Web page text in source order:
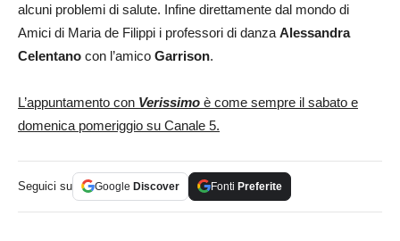
alcuni problemi di salute. Infine direttamente dal mondo di
Amici di Maria de Filippi i professori di danza Alessandra
Celentano con l’amico Garrison.
L’appuntamento con Verissimo è come sempre il sabato e
domenica pomeriggio su Canale 5.
Seguici su Google Discover Fonti Preferite